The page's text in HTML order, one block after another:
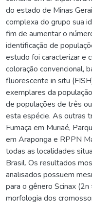
do estado de Minas
complexa do grupo sua
fim de aumentar o
identificação de
estudo foi caracterizar e
coloração convencional,
fluorescente in situ
exemplares da
de populações de três
esta espécie. As outras
Fumaça em Muriaé,
em Araponga e RPPN
todas as localidades
Brasil. Os resultados
analisados possuem
para o gênero Scinax
morfologia dos